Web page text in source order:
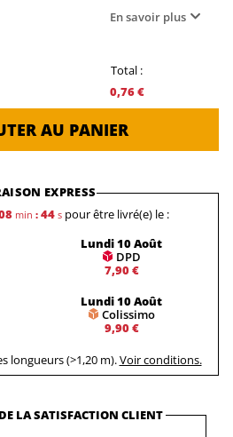
En savoir plus
Total :
0,76 €
AU PANIER
EXPRESS
min : 44s pour être livré(e) le :
Lundi 10 Août
DPD
7,90 €
Lundi 10 Août
Colissimo
9,90 €
longueurs (>1,20 m).Voir conditions.
LA SATISFACTION CLIENT